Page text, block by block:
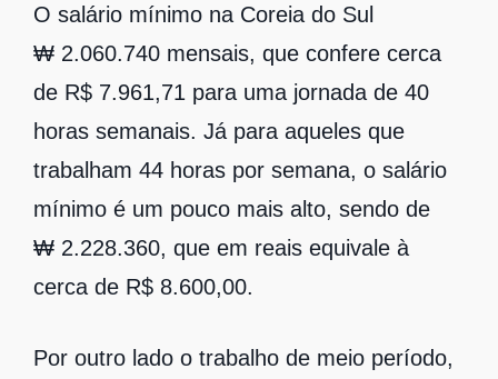
O salário mínimo na Coreia do Sul
₩ 2.060.740 mensais, que confere cerca
de R$ 7.961,71 para uma jornada de 40
horas semanais. Já para aqueles que
trabalham 44 horas por semana, o salário
mínimo é um pouco mais alto, sendo de
₩ 2.228.360, que em reais equivale à
cerca de R$ 8.600,00.
Por outro lado o trabalho de meio período,